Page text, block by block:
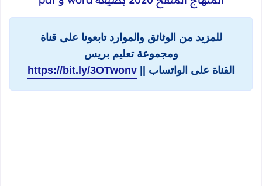
للمزيد من الوثائق والموارد تابعونا على قناة
ومجموعة تعليم بريس
القناة على الواتساب || https://bit.ly/3OTwonv